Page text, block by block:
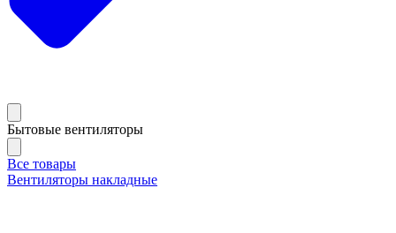
Бытовые вентиляторы
Все товары
Вентиляторы накладные